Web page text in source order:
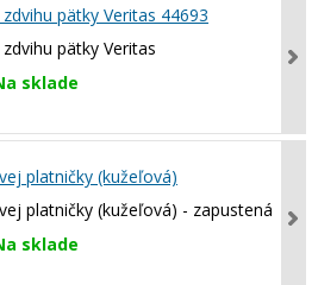
pätky Veritas 44693
pätky Veritas
sklade
platničky (kužeľová)
platničky (kužeľová) - zapustená
sklade